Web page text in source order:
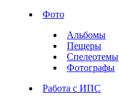
Фото
Альбомы
Пещеры
Спелеотемы
Фотографы
Работа с ИПС